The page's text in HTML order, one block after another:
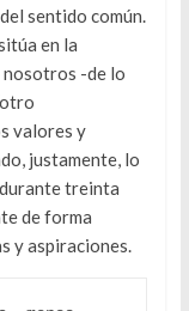
sentido común.
en la
nosotros -de lo
valores y
justamente, lo
treinta
de forma
y aspiraciones.